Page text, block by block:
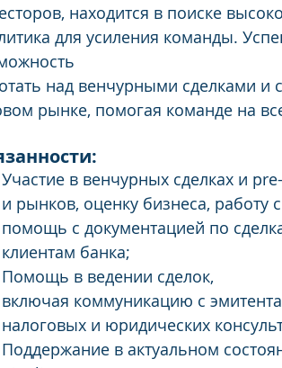
находится в поиске
для усиления команды.
над венчурными сделками и
рынке, помогая команде на
Участие в венчурных сделках и
и рынков, оценку бизнеса,
помощь с документацией по
клиентам банка;
Помощь в ведении сделок,
включая коммуникацию с
налоговых и юридических
Поддержание в актуальном